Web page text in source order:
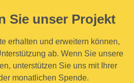
Sie unser Projekt
erhalten und erweitern können,
ab. Wenn Sie unsere
unterstützen Sie uns mit Ihrer
monatlichen Spende.